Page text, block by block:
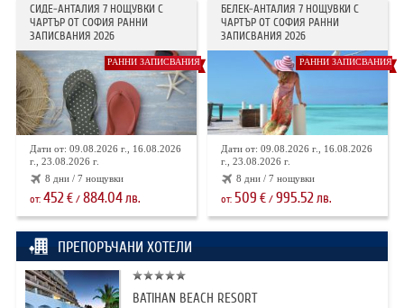
СИДЕ-АНТАЛИЯ 7 НОЩУВКИ С
ЧАРТЪР OT СОФИЯ РАННИ
ЗАПИСВАНИЯ 2026
РАННИ ЗАПИСВАНИЯ
Дати от: 09.08.2026 г., 16.08.2026
г., 23.08.2026 г.
8 дни / 7 нощувки
от: 452€/ 884.04лв.
БЕЛЕК-АНТАЛИЯ 7 НОЩУВКИ С
ЧАРТЪР ОТ СОФИЯ РАННИ
ЗАПИСВАНИЯ 2026
РАННИ ЗАПИСВАНИЯ
Дати от: 09.08.2026 г., 16.08.2026
г., 23.08.2026 г.
8 дни / 7 нощувки
от:509 € /995.52лв.
ПРЕПОРЪЧАНИ ХОТЕЛИ
BATIHAN BEACH RESORT